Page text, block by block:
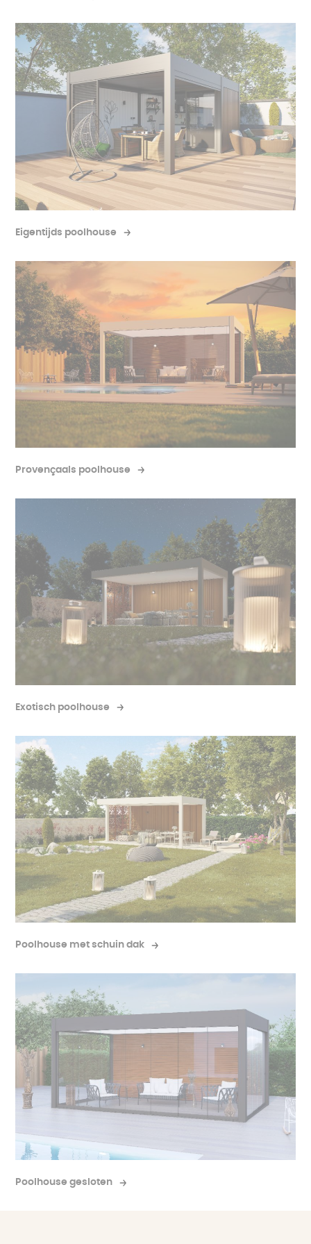
gebruikt als veelzijdige
tuingereedschap daar opbergen, terwijl je snel en
gemakkelijk toegang hebt tot deze essentiële
spullen.
Hoe richt je een poolhouse in?
Eigentijds poolhouse
Provençaals poolhouse
Exotisch poolhouse
Poolhouse met schuin dak
Poolhouse gesloten